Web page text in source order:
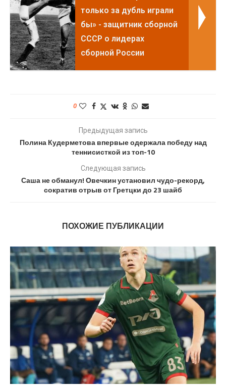
только за дубль играли
бы» - защитник сборной
СССР о лидерах
сборной России
0
Предыдущая запись
Полина Кудерметова впервые одержала победу над
теннисисткой из топ-10
Следующая запись
Саша не обманул! Овечкин установил чудо-рекорд,
сократив отрыв от Гретцки до 23 шайб
ПОХОЖИЕ ПУБЛИКАЦИИ